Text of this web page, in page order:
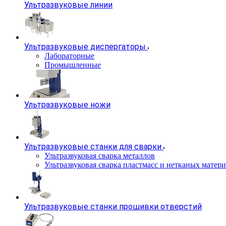
Ультразвуковые линии
Ультразвуковые диспергаторы
Лабораторные
Промышленные
Ультразвуковые ножи
Ультразвуковые станки для сварки
Ультразвуковая сварка металлов
Ультразвуковая сварка пластмасс и нетканых
Ультразвуковые станки прошивки отверстий